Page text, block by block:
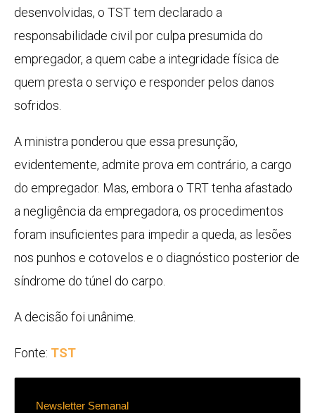
desenvolvidas, o TST tem declarado a
responsabilidade civil por culpa presumida do
empregador, a quem cabe a integridade física de
quem presta o serviço e responder pelos danos
sofridos.
A ministra ponderou que essa presunção,
evidentemente, admite prova em contrário, a cargo
do empregador. Mas, embora o TRT tenha afastado
a negligência da empregadora, os procedimentos
foram insuficientes para impedir a queda, as lesões
nos punhos e cotovelos e o diagnóstico posterior de
síndrome do túnel do carpo.
A decisão foi unânime.
Fonte: TST
Newsletter Semanal